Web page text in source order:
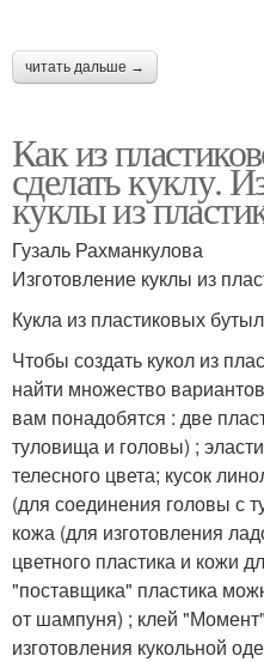
читать дальше →
Как из
сделать куклу.
куклы из
Гузаль Рахманкулова
Изготовление куклы из
Кукла из пластиковых
Чтобы создать кукол из
найти множество
вам понадобятся : две
туловища и головы) ;
телесного цвета; кусок
(для соединения головы с
кожа (для изготовления
цветного пластика и кожи
"поставщика" пластика
от шампуня) ; клей
изготовления кукольной